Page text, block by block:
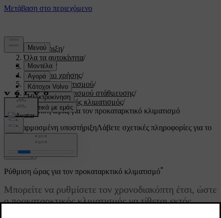
Υποστήριξη/
Όλα τα αυτοκίνητα/
V60 2022 /
Εγχειρίδιο χρήσης/
Σύστημα κλιματισμού/
Σύστημα κλιματισμού στάθμευσης/
Προκαταρκτικός κλιματισμός/
Ρύθμιση ώρας για τον προκαταρκτικό κλιματισμό
Προσαρμοσμένη υποστήριξηΛάβετε σχετικές πληροφορίες για το
δικό σας αυτοκίνητο.
Σύνδεση
Ρύθμιση ώρας για τον προκαταρκτικό κλιματισμό*
Μπορείτε να ρυθμίσετε τον χρονοδιακόπτη έτσι, ώστε
ο προκαταρκτικός κλιματισμός να τίθεται εκτός